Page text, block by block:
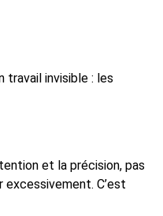
travail invisible : les
et la précision, pas
C’est